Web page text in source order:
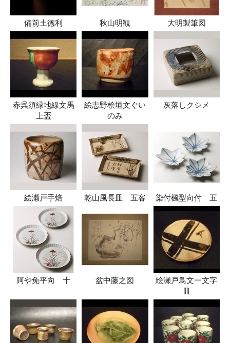
備前土徳利 秋山明観 大明製筆図
赤呉須緑地線文馬
上盃
絵志野桧垣文ぐい
のみ
灰落しクシメ
絵瀬戸手焙 乾山風長皿 五客 染付楓型向付 五
阿や免平向 十 盆中藤之図
絵瀬戸鳥文一文字
皿